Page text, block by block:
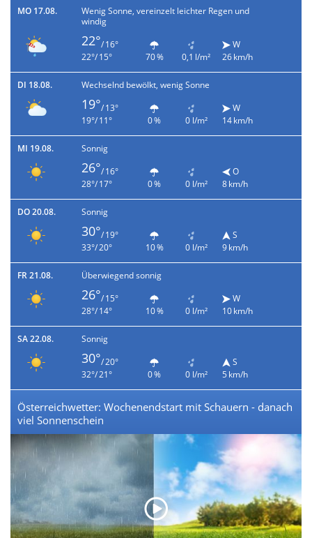
MO 17.08.
Wenig Sonne, vereinzelt leichter Regen und
windig
22°/ 16°
22°/ 15°
70 % 0,1 l/m²
W
26 km/h
DI 18.08. Wechselnd bewölkt, wenig Sonne
19°/ 13°
19°/ 11°
0 % 0 l/m²
W
14 km/h
MI 19.08. Sonnig
26°/ 16°
28°/ 17°
0 % 0 l/m²
O
8 km/h
DO 20.08. Sonnig
30°/ 19°
33°/ 20°
10 % 0 l/m²
S
9 km/h
FR 21.08. Überwiegend sonnig
26°/ 15°
28°/ 14°
10 % 0 l/m²
W
10 km/h
SA 22.08. Sonnig
30°/ 20°
32°/ 21°
0 % 0 l/m²
S
5 km/h
Österreichwetter: Wochenendstart mit Schauern - danach
viel Sonnenschein